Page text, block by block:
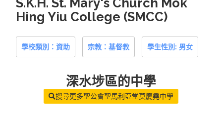
Hing Yiu College (SMCC)
學校類別：資助 宗教：基督教 學生性別: 男女
深水埗區的中學
搜尋更多聖公會聖馬利亞堂莫慶堯中學